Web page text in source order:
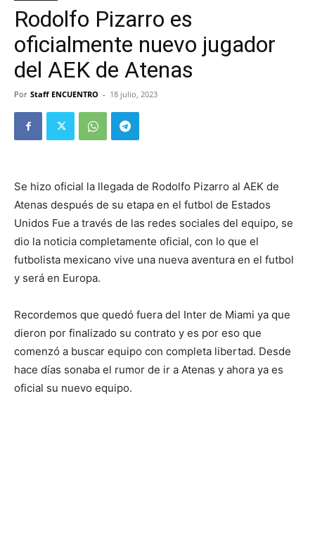
Rodolfo Pizarro es
oficialmente nuevo jugador
del AEK de Atenas
Por Staff ENCUENTRO - 18 julio, 2023
Se hizo oficial la llegada de Rodolfo Pizarro al AEK de
Atenas después de su etapa en el futbol de Estados
Unidos Fue a través de las redes sociales del equipo, se
dio la noticia completamente oficial, con lo que el
futbolista mexicano vive una nueva aventura en el futbol
y será en Europa.
Recordemos que quedó fuera del Inter de Miami ya que
dieron por finalizado su contrato y es por eso que
comenzó a buscar equipo con completa libertad. Desde
hace días sonaba el rumor de ir a Atenas y ahora ya es
oficial su nuevo equipo.